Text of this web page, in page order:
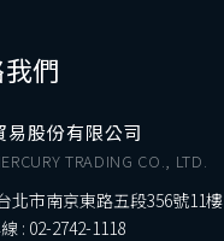
們
易股份有限公司
TRADING CO., LTD.
北市南京東路五段356號11樓
: 02-2742-1118